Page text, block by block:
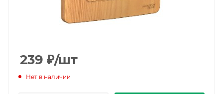
239 ₽/шт
Нет в наличии